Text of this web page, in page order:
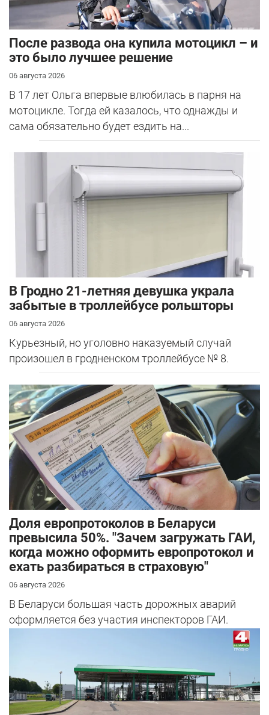
После развода она купила мотоцикл – и
это было лучшее решение
06 августа 2026
В 17 лет Ольга впервые влюбилась в парня на
мотоцикле. Тогда ей казалось, что однажды и
сама обязательно будет ездить на...
В Гродно 21-летняя девушка украла
забытые в троллейбусе рольшторы
06 августа 2026
Курьезный, но уголовно наказуемый случай
произошел в гродненском троллейбусе № 8.
Доля европротоколов в Беларуси
превысила 50%. "Зачем загружать ГАИ,
когда можно оформить европротокол и
ехать разбираться в страховую"
06 августа 2026
В Беларуси большая часть дорожных аварий
оформляется без участия инспекторов ГАИ.